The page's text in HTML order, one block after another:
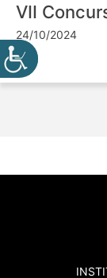
VII
24/10/2024